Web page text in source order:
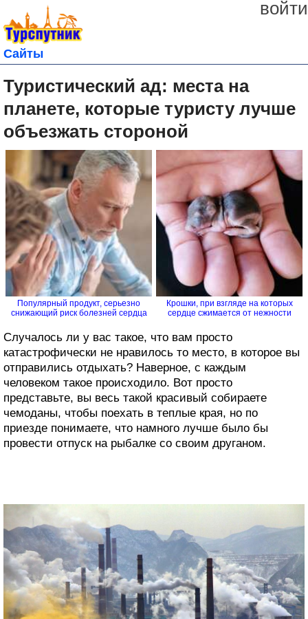
войти
Сайты
Туристический ад: места на
планете, которые туристу лучше
объезжать стороной
Популярный продукт, серьезно
снижающий риск болезней сердца
Крошки, при взгляде на которых
сердце сжимается от нежности
Случалось ли у вас такое, что вам просто
катастрофически не нравилось то место, в которое вы
отправились отдыхать? Наверное, с каждым
человеком такое происходило. Вот просто
представьте, вы весь такой красивый собираете
чемоданы, чтобы поехать в теплые края, но по
приезде понимаете, что намного лучше было бы
провести отпуск на рыбалке со своим друганом.